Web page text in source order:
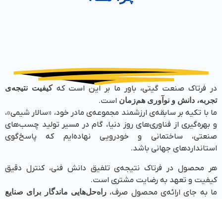
در فرتاک صنعت گیتی، باور ما بر این است کهکیفیت نتیجه‌ی
تجربه، دانش و نوآوری هم‌زمان است.
ما با تکیه بر سابقه‌ی ارزشمند مجموعه‌ی مادر خود، «سالار شیمی»،
و بهره‌گیری از فناوری‌های روز دنیا، گام در مسیر تولید چسب‌های
صنعتی، ساختمانی و خودرویی نهاده‌ایم که پاسخ‌گوی
استانداردهای جهانی باشد.
هر محصول در فرتاک نتیجه‌ی تلفیق دانش فنی، کنترل دقیق
کیفیت و تعهد به رضایت مشتری است.
ما به جای ارائه‌ی محصول صرف، راه‌حل‌هایی ماندگار برای صنایع